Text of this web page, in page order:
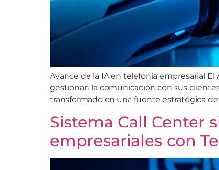
Avance de la IA en telefonía empresarial
gestionan la comunicación con sus
transformado en una fuente estratégica
Sistema Call Center
empresariales con